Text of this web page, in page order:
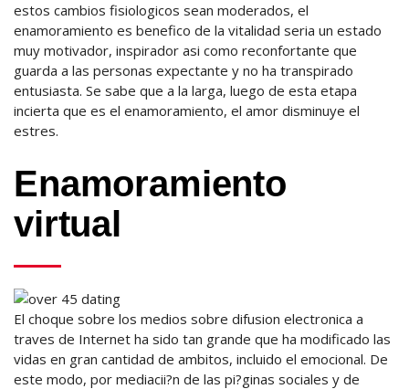
estos cambios fisiologicos sean moderados, el
enamoramiento es benefico de la vitalidad seria un estado
muy motivador, inspirador asi como reconfortante que
guarda a las personas expectante y no ha transpirado
entusiasta. Se sabe que a la larga, luego de esta etapa
incierta que es el enamoramiento, el amor disminuye el
estres.
Enamoramiento
virtual
El choque sobre los medios sobre difusion electronica a
traves de Internet ha sido tan grande que ha modificado las
vidas en gran cantidad de ambitos, incluido el emocional. De
este modo, por mediacii?n de las pi?ginas sociales y de